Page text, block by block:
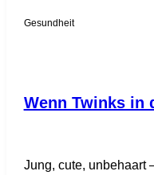
Gesundheit
Wenn Twinks in
Jung, cute, unbehaart